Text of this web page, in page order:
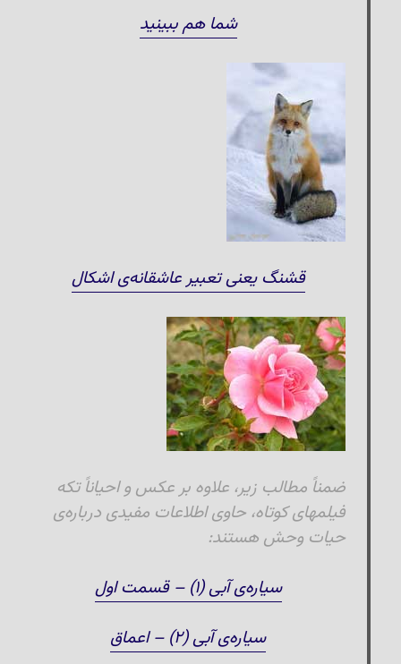
شما هم ببینید
قشنگ یعنی تعبیر عاشقانه‌ی اشکال
ضمناً مطالب زیر، علاوه بر عکس و احیاناً تکه
فیلمهای کوتاه، حاوی اطلاعات مفیدی درباره‌ی
حیات وحش هستند:
سیاره‌ی آبی (۱) – قسمت اول
سیاره‌ی آبی (۲) – اعماق